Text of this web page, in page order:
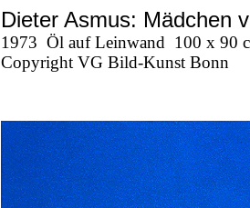
Dieter Asmus: Mädchen
1973 Öl auf Leinwand 100 x 90
Copyright VG Bild-Kunst Bonn